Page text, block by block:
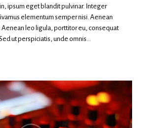
ipsum eget blandit pulvinar. Integer
elementum semper nisi. Aenean
leo ligula, porttitor eu, consequat
ut perspiciatis, unde omnis…